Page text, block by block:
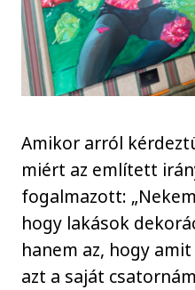
Amikor arról
miért az említett
fogalmazott:
hogy lakások
hanem az, hogy
azt a saját